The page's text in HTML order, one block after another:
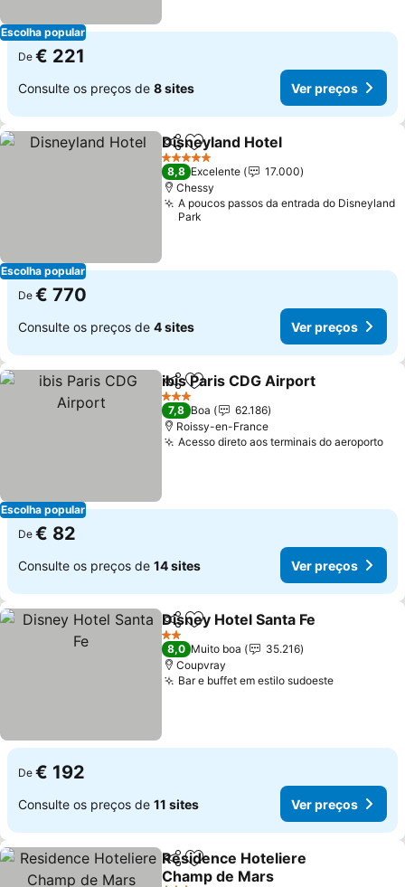
Escolha popular
De € 221
Consulte os preços de 8 sites Ver preços
Escolha popular
PartilharAdicionar aos favoritos
Disneyland Hotel
5 Estrelas
8,8 Excelente
17.000
Chessy
A poucos passos da entrada do Disneyland
Park
De € 770
Consulte os preços de 4 sites Ver preços
Escolha popular
PartilharAdicionar aos favoritos
ibis Paris CDG Airport
3 Estrelas
7,8 Boa
62.186
Roissy-en-France
Acesso direto aos terminais do aeroporto
De € 82
Consulte os preços de 14 sites Ver preços
PartilharAdicionar aos favoritos
Disney Hotel Santa Fe
2 Estrelas
8,0 Muito boa
35.216
Coupvray
Bar e buffet em estilo sudoeste
De € 192
Consulte os preços de 11 sites Ver preços
PartilharAdicionar aos favoritos
Residence Hoteliere
Champ de Mars